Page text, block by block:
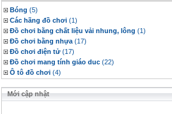
Bóng (5)
Các hãng đồ chơi (1)
Đồ chơi bằng chất liệu vải nhung, lông (1)
Đồ chơi bằng nhựa (17)
Đồ chơi điện tử (17)
Đồ chơi mang tính giáo duc (22)
Ô tô đồ chơi (4)
Mới cập nhật